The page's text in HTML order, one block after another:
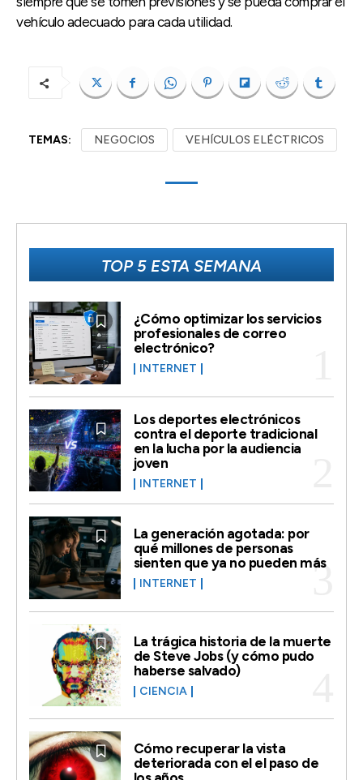
vehículo adecuado para cada utilidad.
TEMAS: NEGOCIOS VEHÍCULOS ELÉCTRICOS
TOP 5 ESTA SEMANA
¿Cómo optimizar los servicios
profesionales de correo
electrónico?
INTERNET
Los deportes electrónicos
contra el deporte tradicional
en la lucha por la audiencia
joven
INTERNET
La generación agotada: por
qué millones de personas
sienten que ya no pueden más
INTERNET
La trágica historia de la muerte
de Steve Jobs (y cómo pudo
haberse salvado)
CIENCIA
Cómo recuperar la vista
deteriorada con el el paso de